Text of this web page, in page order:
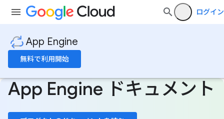
ログイン
App Engine
無料で利用開始
App Engine ドキュメント